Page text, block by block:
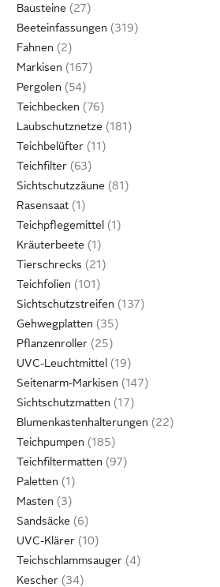
Bausteine
Beeteinfassungen
Fahnen
Markisen
Pergolen
Teichbecken
Laubschutznetze
Teichbelüfter
Teichfilter
Sichtschutzzäune
Rasensaat
Teichpflegemittel
Kräuterbeete
Tierschrecks
Teichfolien
Sichtschutzstreifen
Gehwegplatten
Pflanzenroller
UVC-Leuchtmittel
Seitenarm-Markisen
Sichtschutzmatten
Blumenkastenhalterungen
Teichpumpen
Teichfiltermatten
Paletten
Masten
Sandsäcke
UVC-Klärer
Teichschlammsauger
Kescher